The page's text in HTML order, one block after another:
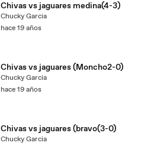
Chivas vs jaguares medina(4-3)
Chucky Garcia
hace 19 años
Chivas vs jaguares (Moncho2-0)
Chucky Garcia
hace 19 años
Chivas vs jaguares (bravo(3-0)
Chucky Garcia